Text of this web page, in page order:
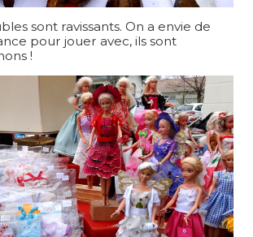
sont ravissants. On a envie de
pour jouer avec, ils sont
!